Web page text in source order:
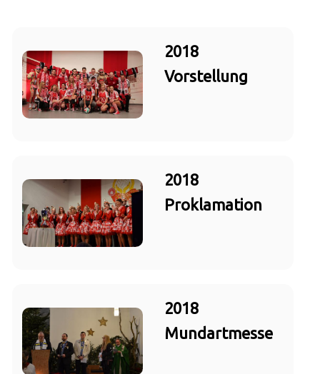
2018
Vorstellung
2018
Proklamation
2018
Mundartmesse